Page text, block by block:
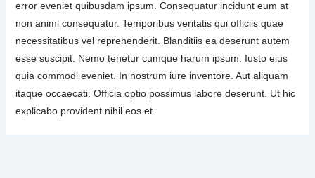
error eveniet quibusdam ipsum. Consequatur incidunt eum at
non animi consequatur. Temporibus veritatis qui officiis quae
necessitatibus vel reprehenderit. Blanditiis ea deserunt autem
esse suscipit. Nemo tenetur cumque harum ipsum. Iusto eius
quia commodi eveniet. In nostrum iure inventore. Aut aliquam
itaque occaecati. Officia optio possimus labore deserunt. Ut hic
explicabo provident nihil eos et.